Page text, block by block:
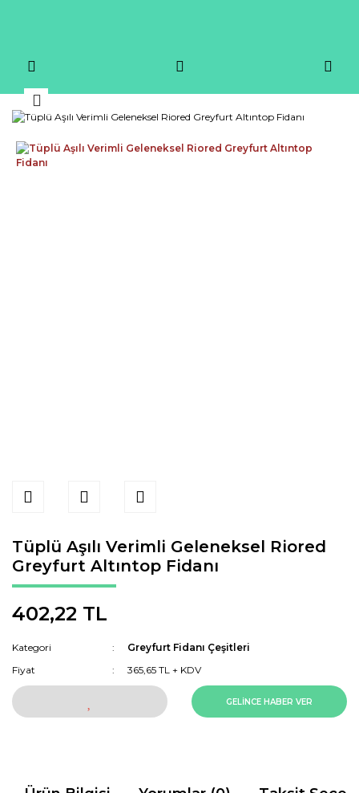
Tüplü Aşılı Verimli Geleneksel Riored
Greyfurt Altıntop Fidanı
402,22 TL
Kategori
Greyfurt Fidanı Çeşitleri
Fiyat
365,65 TL + KDV
GELİNCE HABER VER